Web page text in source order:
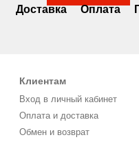
Доставка Оплата
Клиентам
Вход в личный кабинет
Оплата и доставка
Обмен и возврат